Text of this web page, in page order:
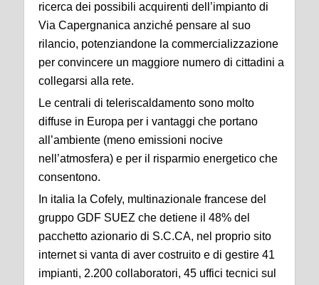
ricerca dei possibili acquirenti dell’impianto di
Via Capergnanica anziché pensare al suo
rilancio, potenziandone la commercializzazione
per convincere un maggiore numero di cittadini a
collegarsi alla rete.
Le centrali di teleriscaldamento sono molto
diffuse in Europa per i vantaggi che portano
all’ambiente (meno emissioni nocive
nell’atmosfera) e per il risparmio energetico che
consentono.
In italia la Cofely, multinazionale francese del
gruppo GDF SUEZ che detiene il 48% del
pacchetto azionario di S.C.CA, nel proprio sito
internet si vanta di aver costruito e di gestire 41
impianti, 2.200 collaboratori, 45 uffici tecnici sul